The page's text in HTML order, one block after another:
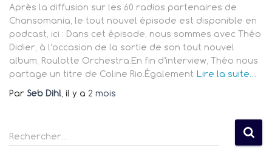
Après la diffusion sur les 60 radios partenaires de
Chansomania, le tout nouvel épisode est disponible en
podcast, ici : Dans cet épisode, nous sommes avec Théo
Didier, à l’occasion de la sortie de son tout nouvel
album, Roulotte Orchestra.En fin d’interview, Théo nous
partage un titre de Coline Rio.Également Lire la suite…
Par Seb Dihl , il y a 2 mois
R
e
Rechercher…